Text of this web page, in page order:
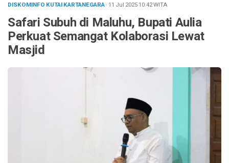
DISKOMINFO KUTAI KARTANEGARA· 11 Jul 202510:42WITA
Safari Subuh di Maluhu, Bupati Aulia
Perkuat Semangat Kolaborasi Lewat
Masjid